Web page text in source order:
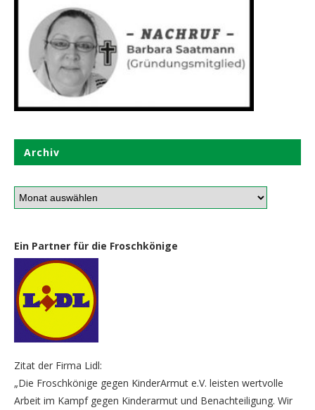
Archiv
Ein Partner für die Froschkönige
Zitat der Firma Lidl:
„Die Froschkönige gegen KinderArmut e.V. leisten wertvolle
Arbeit im Kampf gegen Kinderarmut und Benachteiligung. Wir